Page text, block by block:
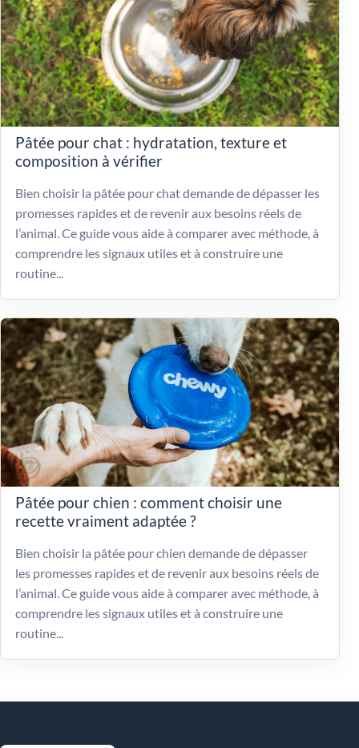
Pâtée pour chat : hydratation, texture et
composition à vérifier
Bien choisir la pâtée pour chat demande de dépasser les
promesses rapides et de revenir aux besoins réels de
l’animal. Ce guide vous aide à comparer avec méthode, à
comprendre les signaux utiles et à construire une
routine...
Pâtée pour chien : comment choisir une
recette vraiment adaptée ?
Bien choisir la pâtée pour chien demande de dépasser
les promesses rapides et de revenir aux besoins réels de
l’animal. Ce guide vous aide à comparer avec méthode, à
comprendre les signaux utiles et à construire une
routine...